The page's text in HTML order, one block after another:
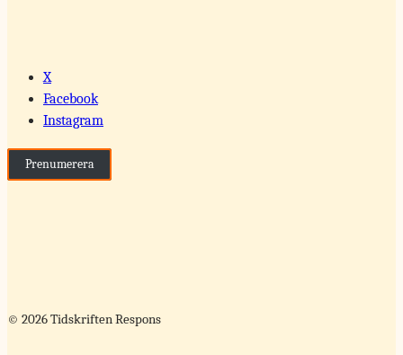
X
Facebook
Instagram
Prenumerera
© 2026 Tidskriften Respons